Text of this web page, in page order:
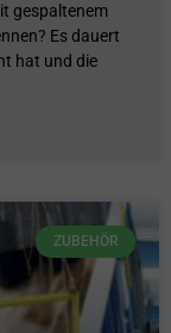
gespaltenem
Es dauert
hat und die
ZUBEHÖR